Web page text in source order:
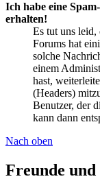
Ich habe eine
erhalten!
Es tut uns leid,
Forums hat
solche
einem
hast,
(Headers)
Benutzer, der
kann dann
Nach oben
Freunde